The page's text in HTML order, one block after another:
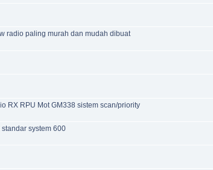
radio paling murah dan mudah dibuat
RX RPU Mot GM338 sistem scan/priority
system 600